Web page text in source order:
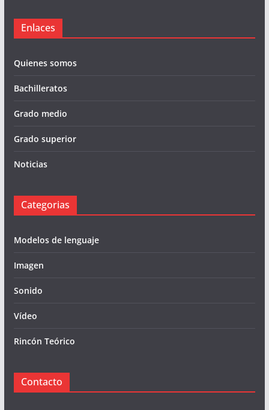
Enlaces
Quienes somos
Bachilleratos
Grado medio
Grado superior
Noticias
Categorias
Modelos de lenguaje
Imagen
Sonido
Vídeo
Rincón Teórico
Contacto